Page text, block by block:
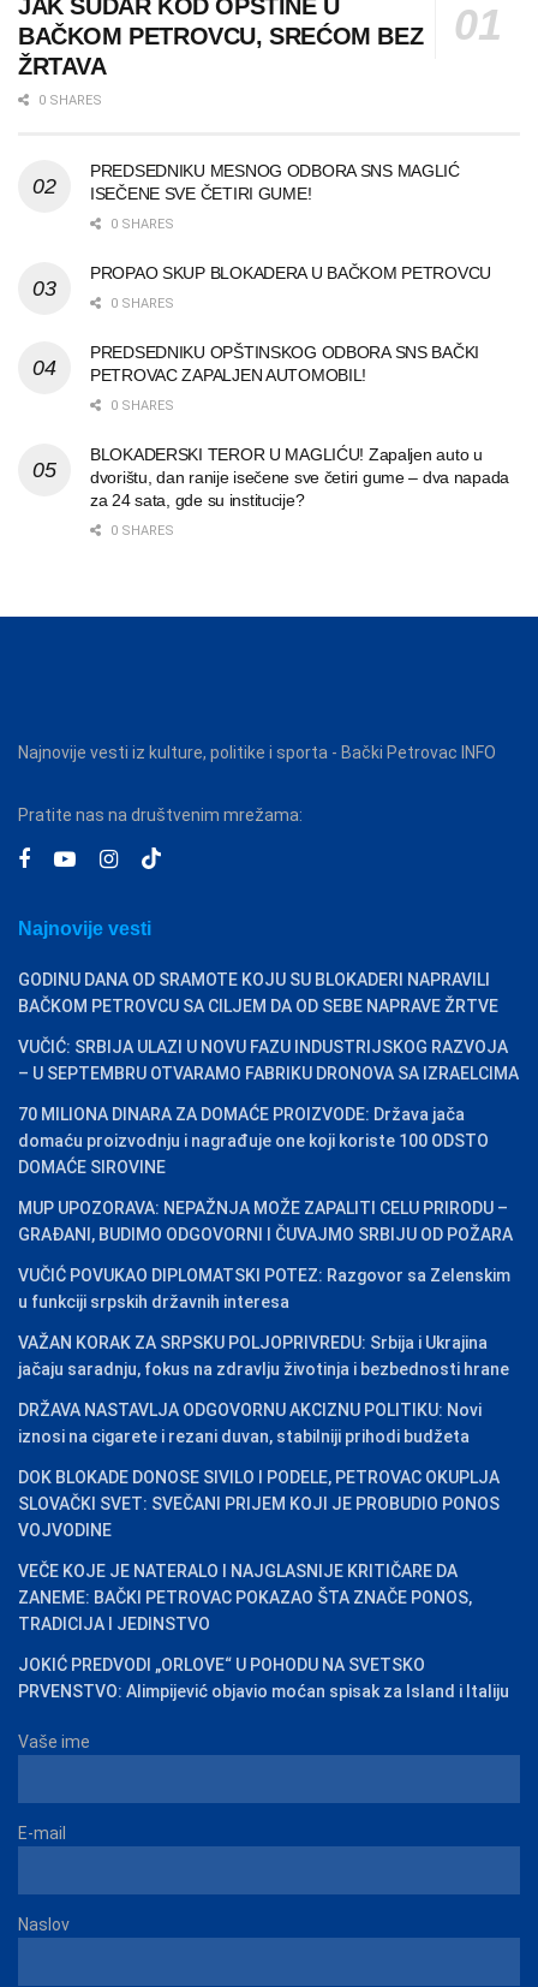
JAK SUDAR KOD OPŠTINE U
BAČKOM PETROVCU, SREĆOM BEZ
ŽRTAVA
0 SHARES
PREDSEDNIKU MESNOG ODBORA SNS MAGLIĆ
ISEČENE SVE ČETIRI GUME!
0 SHARES
PROPAO SKUP BLOKADERA U BAČKOM PETROVCU
0 SHARES
PREDSEDNIKU OPŠTINSKOG ODBORA SNS BAČKI
PETROVAC ZAPALJEN AUTOMOBIL!
0 SHARES
BLOKADERSKI TEROR U MAGLIĆU! Zapaljen auto u
dvorištu, dan ranije isečene sve četiri gume – dva napada
za 24 sata, gde su institucije?
0 SHARES
Najnovije vesti iz kulture, politike i sporta - Bački Petrovac INFO
Pratite nas na društvenim mrežama:
Najnovije vesti
GODINU DANA OD SRAMOTE KOJU SU BLOKADERI NAPRAVILI
BAČKOM PETROVCU SA CILJEM DA OD SEBE NAPRAVE ŽRTVE
VUČIĆ: SRBIJA ULAZI U NOVU FAZU INDUSTRIJSKOG RAZVOJA
– U SEPTEMBRU OTVARAMO FABRIKU DRONOVA SA IZRAELCIMA
70 MILIONA DINARA ZA DOMAĆE PROIZVODE: Država jača
domaću proizvodnju i nagrađuje one koji koriste 100 ODSTO
DOMAĆE SIROVINE
MUP UPOZORAVA: NEPAŽNJA MOŽE ZAPALITI CELU PRIRODU –
GRAĐANI, BUDIMO ODGOVORNI I ČUVAJMO SRBIJU OD POŽARA
VUČIĆ POVUKAO DIPLOMATSKI POTEZ: Razgovor sa Zelenskim
u funkciji srpskih državnih interesa
VAŽAN KORAK ZA SRPSKU POLJOPRIVREDU: Srbija i Ukrajina
jačaju saradnju, fokus na zdravlju životinja i bezbednosti hrane
DRŽAVA NASTAVLJA ODGOVORNU AKCIZNU POLITIKU: Novi
iznosi na cigarete i rezani duvan, stabilniji prihodi budžeta
DOK BLOKADE DONOSE SIVILO I PODELE, PETROVAC OKUPLJA
SLOVAČKI SVET: SVEČANI PRIJEM KOJI JE PROBUDIO PONOS
VOJVODINE
VEČE KOJE JE NATERALO I NAJGLASNIJE KRITIČARE DA
ZANEME: BAČKI PETROVAC POKAZAO ŠTA ZNAČE PONOS,
TRADICIJA I JEDINSTVO
JOKIĆ PREDVODI „ORLOVE“ U POHODU NA SVETSKO
PRVENSTVO: Alimpijević objavio moćan spisak za Island i Italiju
Vaše ime
E-mail
Naslov